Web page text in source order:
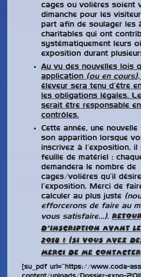
cages ou volières soient
dimanche pour les
part afin de soulager les
charitables qui ont
systématiquement leurs
exposition durant
Au vu des nouvelles lois
application (ou en cours)
éleveur sera tenu d’être
les obligations légales.
serait être responsable
contrôles.
Cette année, une
son apparition lorsque
inscrivez à l’exposition, il
feuille de matériel :
demandera le nombre de
cages/volières qu’il
l’exposition. Merci de
calculer au plus juste
efforcerons de faire au
vous satisfaire…).
d’inscription avant
2018 ! (si vous avez
merci de me
[su_pdf url=”https://www.coda-